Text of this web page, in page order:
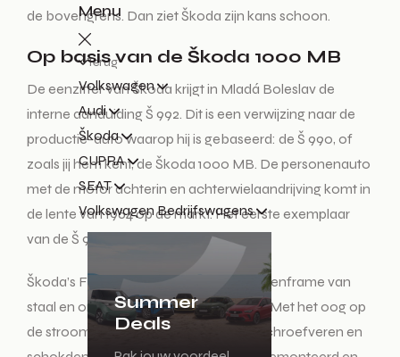
Menu
Terug
Volkswagen
Audi
Škoda
CUPRA
SEAT
Volkswagen Bedrijfswagens
Summer
Deals
de bovengrens. Dan ziet Škoda zijn kans schoon.
Op basis van de Škoda 1000 MB
De eenzitter van Škoda krijgt in Mladá Boleslav de
interne aanduiding Š 992. Dit is een verwijzing naar de
productie-auto waarop hij is gebaseerd: de Š 990, of
zoals jij hem kent, de Škoda 1000 MB. De personenauto
met de motor achterin en achterwielaandrijving komt in
de lente van 1964 op de markt. Het eerste exemplaar
van de Š 992 was al in februari voltooid.
Škoda’s Formule 3-auto heeft een buizenframe van
staal en onafhankelijke wielophanging. Met het oog op
de stroomlijn van de auto, worden de schroefveren en